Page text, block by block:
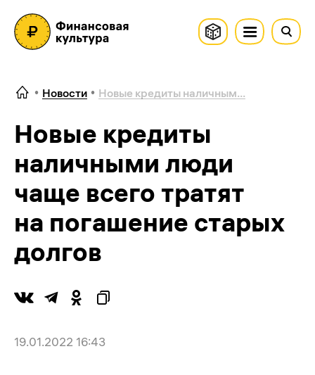
Новости Новые кредиты наличным...
Новые кредиты
наличными люди
чаще всего тратят
на погашение старых
долгов
19.01.2022 16:43